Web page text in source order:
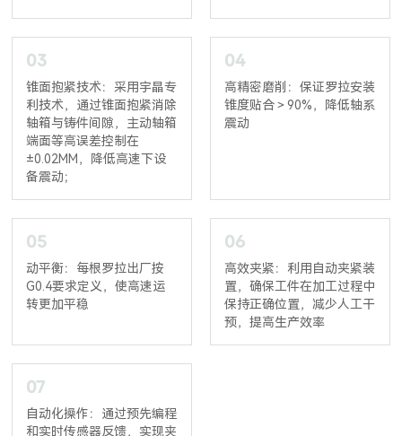
03
锥面抱紧技术：采用宇晶专
利技术，通过锥面抱紧消除
轴箱与铸件间隙，主动轴箱
端面等高误差控制在
±0.02MM，降低高速下设
备震动；
04
高精密磨削：保证罗拉安装
锥度贴合＞90%，降低轴系
震动
05
动平衡：每根罗拉出厂按
G0.4要求定义，使高速运
转更加平稳
06
高效夹紧：利用自动夹紧装
置，确保工件在加工过程中
保持正确位置，减少人工干
预，提高生产效率
07
自动化操作：通过预先编程
和实时传感器反馈，实现夹